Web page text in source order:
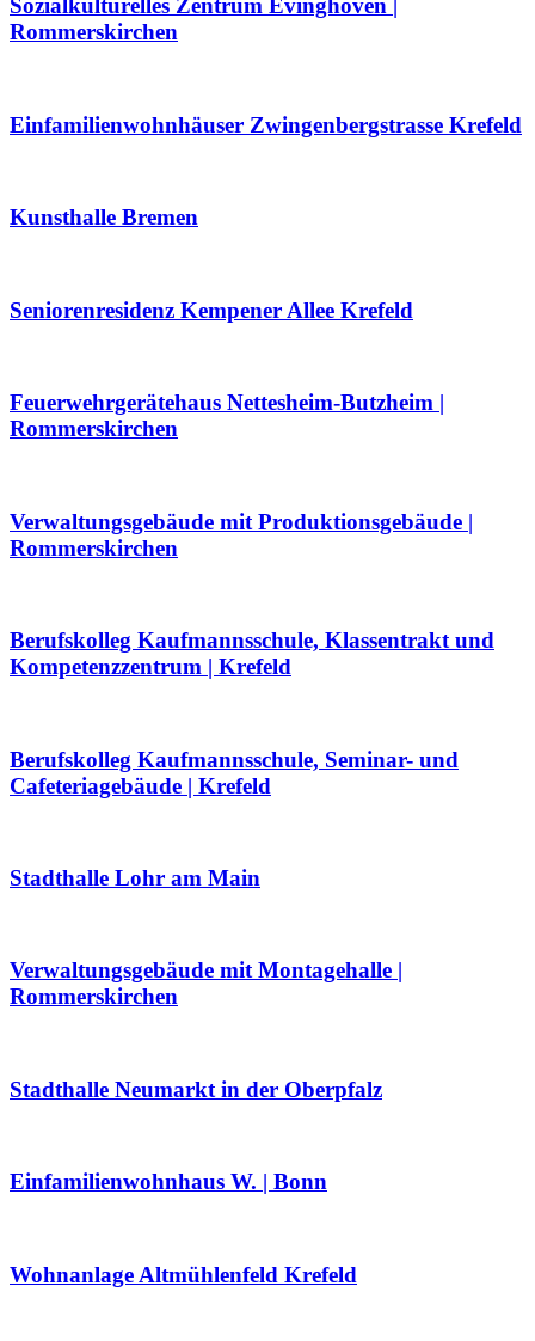
Sozialkulturelles Zentrum Evinghoven |
Rommerskirchen
Einfamilienwohnhäuser Zwingenbergstrasse Krefeld
Kunsthalle Bremen
Seniorenresidenz Kempener Allee Krefeld
Feuerwehrgerätehaus Nettesheim-Butzheim |
Rommerskirchen
Verwaltungsgebäude mit Produktionsgebäude |
Rommerskirchen
Berufskolleg Kaufmannsschule, Klassentrakt und
Kompetenzzentrum | Krefeld
Berufskolleg Kaufmannsschule, Seminar- und
Cafeteriagebäude | Krefeld
Stadthalle Lohr am Main
Verwaltungsgebäude mit Montagehalle |
Rommerskirchen
Stadthalle Neumarkt in der Oberpfalz
Einfamilienwohnhaus W. | Bonn
Wohnanlage Altmühlenfeld Krefeld